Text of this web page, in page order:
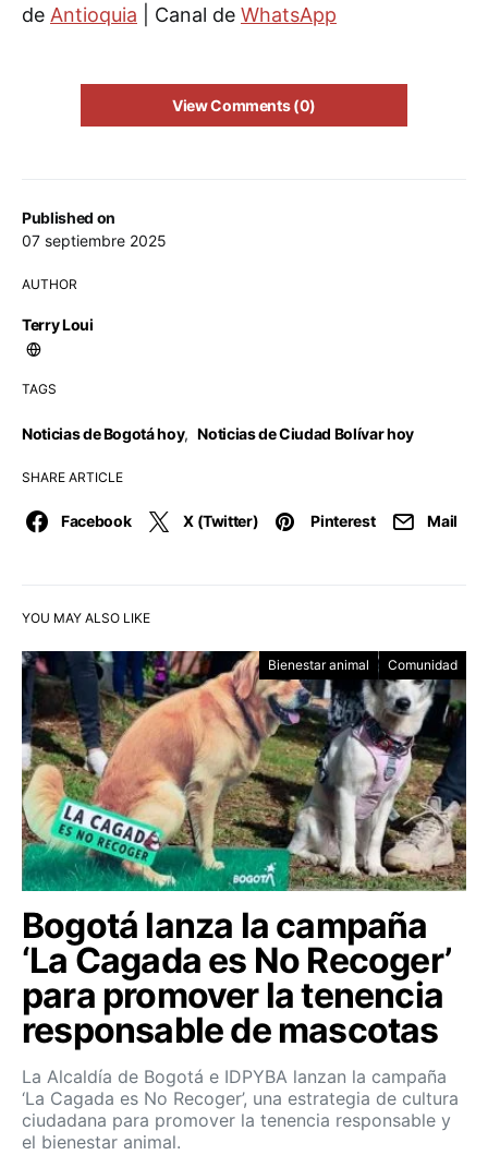
Published on
07 septiembre 2025
AUTHOR
Terry Loui
TAGS
Noticias de Bogotá hoy, Noticias de Ciudad Bolívar hoy
SHARE ARTICLE
Facebook X (Twitter) Pinterest Mail
de Antioquia | Canal de WhatsApp
View Comments (0)
YOU MAY ALSO LIKE
Bienestar animal Comunidad
Bogotá lanza la campaña
‘La Cagada es No Recoger’
para promover la tenencia
responsable de mascotas
La Alcaldía de Bogotá e IDPYBA lanzan la campaña
‘La Cagada es No Recoger’, una estrategia de cultura
ciudadana para promover la tenencia responsable y
el bienestar animal.